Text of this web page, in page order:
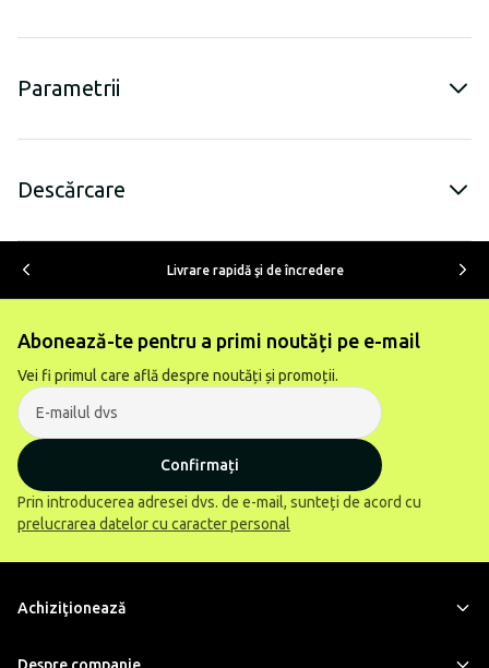
Parametrii
Descărcare
Livrare rapidă şi de încredere
Abonează-te pentru a primi noutăți pe e-mail
Vei fi primul care află despre noutăți și promoții.
Confirmați
Prin introducerea adresei dvs. de e-mail, sunteți de acord cu
prelucrarea datelor cu caracter personal
Achiziţionează